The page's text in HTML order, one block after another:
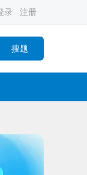
录 注册
搜题